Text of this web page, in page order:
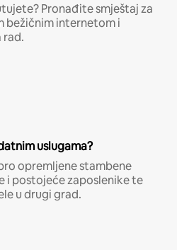
Pronađite smještaj za
bežičnim internetom i
rad.
uslugama?
opremljene stambene
i postojeće zaposlenike te
u drugi grad.